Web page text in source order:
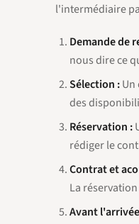
l'intermédiaire
Demande de
nous dire ce
Sélection :
des
Réservation :
rédiger le
Contrat et
La
Avant